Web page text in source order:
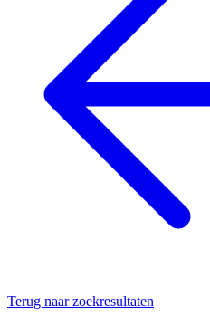
Terug naar zoekresultaten